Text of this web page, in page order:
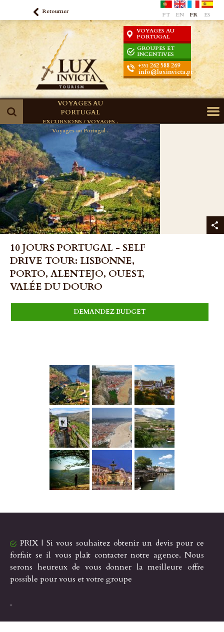
Retourner PT EN FR ES
VOYAGES AU
PORTUGAL
GROUPES ET
INCENTIVES
+351 262 588 269
info@luxinvicta.pt
VOYAGES AU
PORTUGAL
EXCURSIONS / VOYAGES .
Voyages au Portugal .
10 JOURS PORTUGAL - SELF
DRIVE TOUR: LISBONNE,
PORTO, ALENTEJO, OUEST,
VALÉE DU DOURO
DEMANDEZ BUDGET
PRIX | Si vous souhaitez obtenir un devis pour ce
forfait se il vous plaît contacter notre agence. Nous
serons heureux de vous donner la meilleure offre
possible pour vous et votre groupe
.